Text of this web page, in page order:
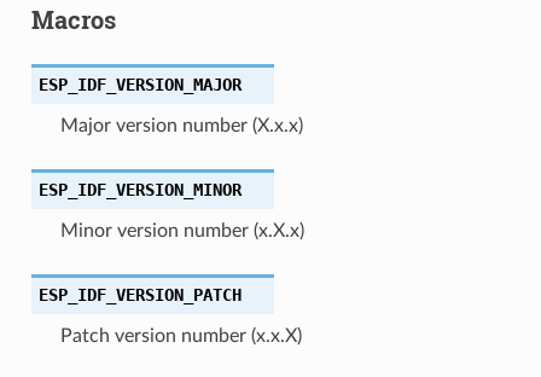
Macros
ESP_IDF_VERSION_MAJOR
Major version number (X.x.x)
ESP_IDF_VERSION_MINOR
Minor version number (x.X.x)
ESP_IDF_VERSION_PATCH
Patch version number (x.x.X)